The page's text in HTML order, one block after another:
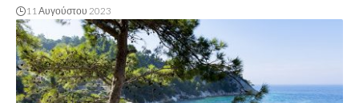
11 Αυγούστου 2023